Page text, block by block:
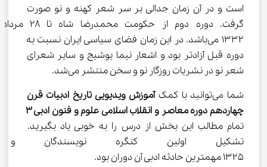
است و در آن زمان جدالی بر سر شعر کهنه و نو صورت
گرفت. دوره دوم از حکومت محمدرضا شاه تا ۲۸ مرداد
۱۳۳۲ می‌باشد. در این زمان فضای سیاسی ایران نسبت به
دوره قبل آزادتر بود و اشعار نیما یوشیج و سایر شعرای
شعر نو در نشریات روزگار نو و سخن منتشر می‌شد.
شما می‌توانید با کمک
آموزش ویدیویی تاریخ ادبیات قرن
چهاردهم دوره معاصر و انقلاب اسلامی علوم و فنون ادبی ۳
تمام مطالب این بخش از درس را به خوبی یاد بگیرید.
تشکیل اولین کنگره
۱۳۲۵ مهمترین حادثه ادبی آن دوران بود.